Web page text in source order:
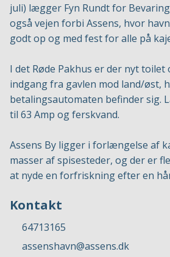
juli) lægger Fyn Rundt for
også vejen forbi Assens, hvor
godt op og med fest for alle på
I det Røde Pakhus er der nyt toilet
indgang fra gavlen mod land/øst,
betalingsautomaten befinder sig.
til 63 Amp og ferskvand.
Assens By ligger i forlængelse af
masser af spisesteder, og der er
at nyde en forfriskning efter en
Kontakt
64713165
assenshavn@assens.dk